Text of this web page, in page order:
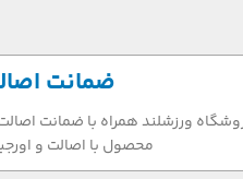
ضمانت
ورزشلند همراه با ضمانت اصالت
محصول با اصالت و